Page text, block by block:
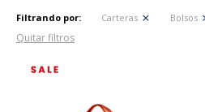
Filtrando por: Carteras Bolsos
Quitar filtros